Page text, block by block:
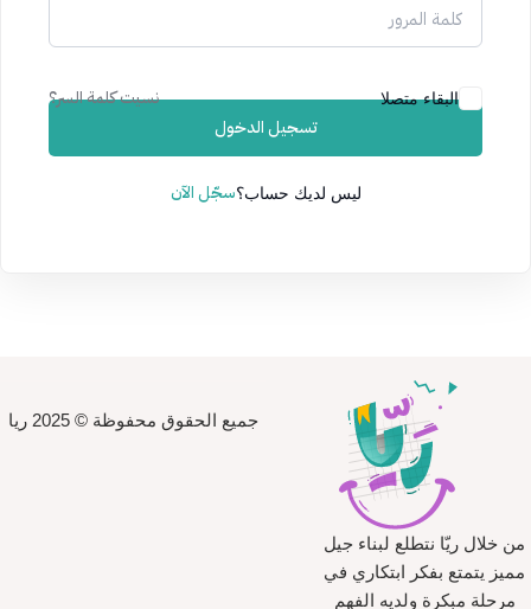
البقاء متصلا
نسيت كلمة السر؟
تسجيل الدخول
ليس لديك حساب؟سجّل الآن
من خلال ريّا نتطلع لبناء جيل
مميز يتمتع بفكر ابتكاري في
مرحلة مبكرة ولديه الفهم
جميع الحقوق محفوظة © 2025 ريا